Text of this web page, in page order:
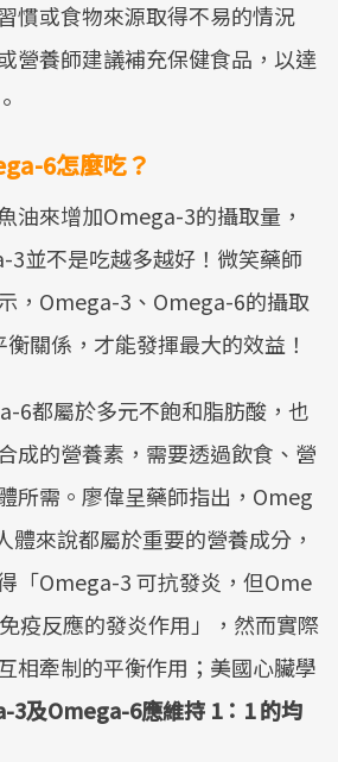
慣或食物來源取得不易的情況
營養師建議補充保健食品，以達
6怎麼吃？
油來增加Omega-3的攝取量，
3並不是吃越多越好！微笑藥師
，Omega-3、Omega-6的攝取
關係，才能發揮最大的效益！
6都屬於多元不飽和脂肪酸，也
成的營養素，需要透過飲食、營
所需。廖偉呈藥師指出，Omeg
來說都屬於重要的營養成分，
「Omega-3 可抗發炎，但Ome
疫反應的發炎作用」，然而實際
相牽制的平衡作用；美國心臟學
3及Omega-6應維持 1：1 的均